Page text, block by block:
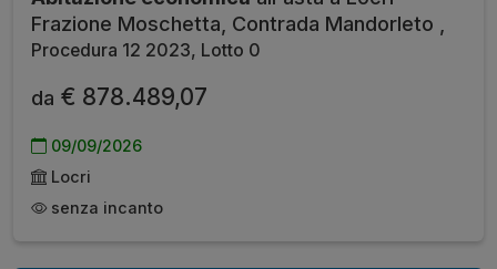
Frazione Moschetta, Contrada Mandorleto ,
Procedura 12 2023, Lotto 0
da € 878.489,07
09/09/2026
Locri
senza incanto